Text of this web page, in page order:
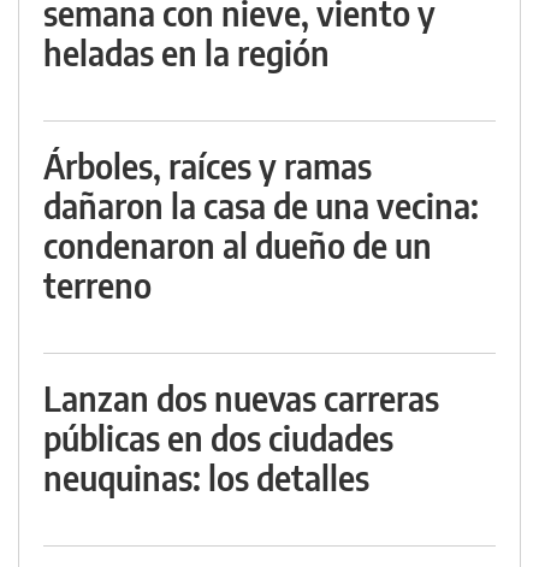
semana con nieve, viento y
heladas en la región
Árboles, raíces y ramas
dañaron la casa de una vecina:
condenaron al dueño de un
terreno
Lanzan dos nuevas carreras
públicas en dos ciudades
neuquinas: los detalles